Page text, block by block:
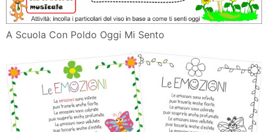
A Scuola Con Poldo Oggi Mi Sento